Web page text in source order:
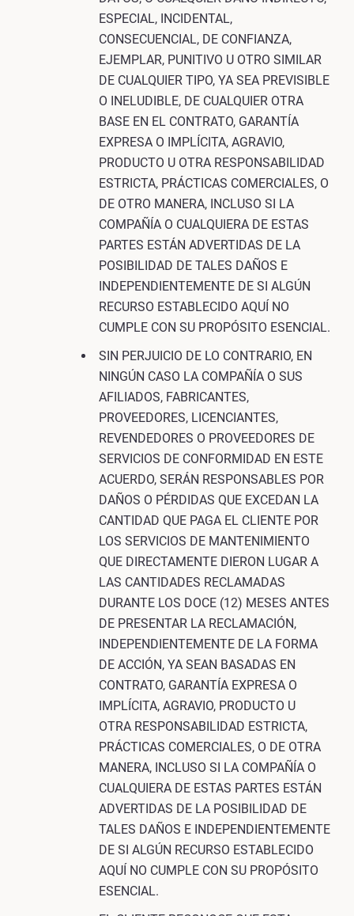
ESPECIAL, INCIDENTAL,
CONSECUENCIAL, DE CONFIANZA,
EJEMPLAR, PUNITIVO U OTRO SIMILAR
DE CUALQUIER TIPO, YA SEA PREVISIBLE
O INELUDIBLE, DE CUALQUIER OTRA
BASE EN EL CONTRATO, GARANTÍA
EXPRESA O IMPLÍCITA, AGRAVIO,
PRODUCTO U OTRA RESPONSABILIDAD
ESTRICTA, PRÁCTICAS COMERCIALES, O
DE OTRO MANERA, INCLUSO SI LA
COMPAÑÍA O CUALQUIERA DE ESTAS
PARTES ESTÁN ADVERTIDAS DE LA
POSIBILIDAD DE TALES DAÑOS E
INDEPENDIENTEMENTE DE SI ALGÚN
RECURSO ESTABLECIDO AQUÍ NO
CUMPLE CON SU PROPÓSITO ESENCIAL.
SIN PERJUICIO DE LO CONTRARIO, EN
NINGÚN CASO LA COMPAÑÍA O SUS
AFILIADOS, FABRICANTES,
PROVEEDORES, LICENCIANTES,
REVENDEDORES O PROVEEDORES DE
SERVICIOS DE CONFORMIDAD EN ESTE
ACUERDO, SERÁN RESPONSABLES POR
DAÑOS O PÉRDIDAS QUE EXCEDAN LA
CANTIDAD QUE PAGA EL CLIENTE POR
LOS SERVICIOS DE MANTENIMIENTO
QUE DIRECTAMENTE DIERON LUGAR A
LAS CANTIDADES RECLAMADAS
DURANTE LOS DOCE (12) MESES ANTES
DE PRESENTAR LA RECLAMACIÓN,
INDEPENDIENTEMENTE DE LA FORMA
DE ACCIÓN, YA SEAN BASADAS EN
CONTRATO, GARANTÍA EXPRESA O
IMPLÍCITA, AGRAVIO, PRODUCTO U
OTRA RESPONSABILIDAD ESTRICTA,
PRÁCTICAS COMERCIALES, O DE OTRA
MANERA, INCLUSO SI LA COMPAÑÍA O
CUALQUIERA DE ESTAS PARTES ESTÁN
ADVERTIDAS DE LA POSIBILIDAD DE
TALES DAÑOS E INDEPENDIENTEMENTE
DE SI ALGÚN RECURSO ESTABLECIDO
AQUÍ NO CUMPLE CON SU PROPÓSITO
ESENCIAL.